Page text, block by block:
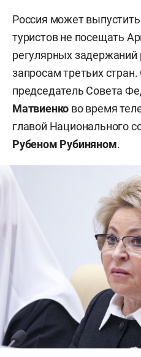
Россия может
туристов не посещать
регулярных задержаний
запросам третьих
председатель Совета
Матвиенко во время
главой Национального
Рубеном Рубиняном.